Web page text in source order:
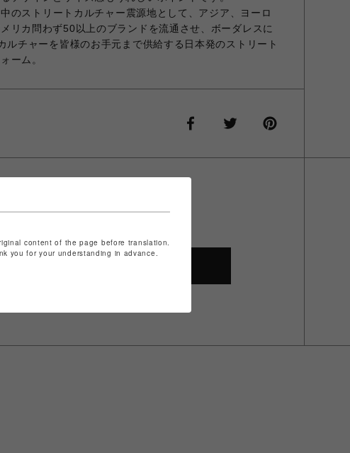
のストリートカルチャー震源地として、アジア、ヨーロ
リカ問わず50以上のブランドを流通させ、ボーダレスに
ルチャーを皆様のお手元まで供給する日本発のストリート
ーム。
content of the page before translation.
you for your understanding in advance.